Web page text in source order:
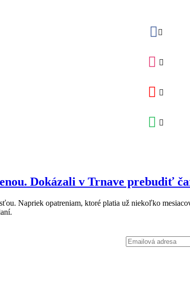
Dokázali v Trnave prebudiť
Napriek opatreniam, ktoré platia už niekoľko